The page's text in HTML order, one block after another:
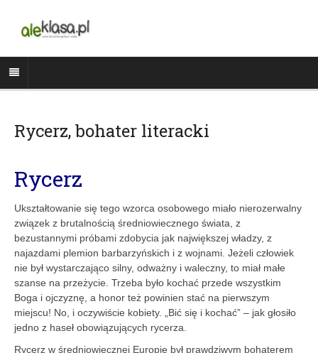
Rycerz, bohater literacki
Rycerz
Ukształtowanie się tego wzorca osobowego miało nierozerwalny
związek z brutalnością średniowiecznego świata, z
bezustannymi próbami zdobycia jak największej władzy, z
najazdami plemion barbarzyńskich i z wojnami. Jeżeli człowiek
nie był wystarczająco silny, odważny i waleczny, to miał małe
szanse na przeżycie. Trzeba było kochać przede wszystkim
Boga i ojczyznę, a honor też powinien stać na pierwszym
miejscu! No, i oczywiście kobiety. „Bić się i kochać” – jak głosiło
jedno z haseł obowiązujących rycerza.
Rycerz w średniowiecznej Europie był prawdziwym bohaterem